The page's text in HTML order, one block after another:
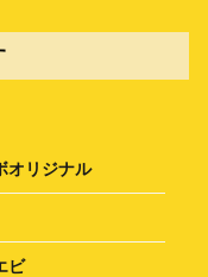
オリジナル
ビ